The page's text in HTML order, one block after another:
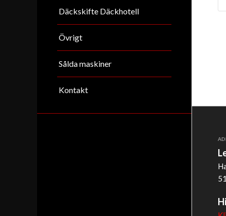
Däckskifte Däckhotell
Övrigt
Sålda maskiner
Kontakt